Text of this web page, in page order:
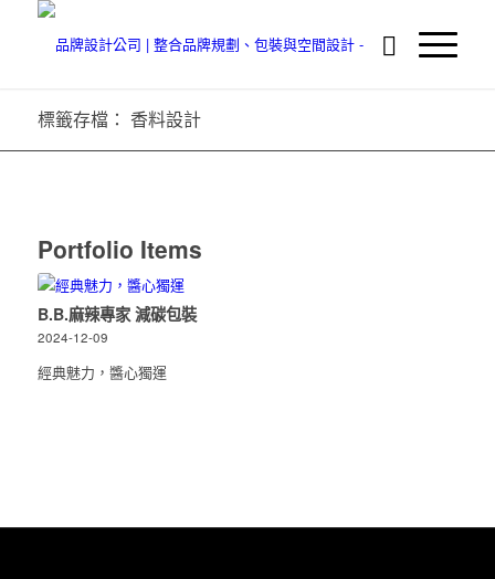
標籤存檔： 香料設計
Portfolio Items
B.B.麻辣專家 減碳包裝
2024-12-09
經典魅力，醬心獨運